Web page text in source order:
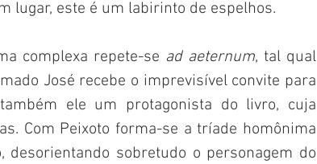
lugar, este é um labirinto de espelhos.
complexa repete-se ad aeternum, tal qual
José recebe o imprevisível convite para
ele um protagonista do livro, cuja
Com Peixoto forma-se a tríade homônima
sobretudo o personagem do